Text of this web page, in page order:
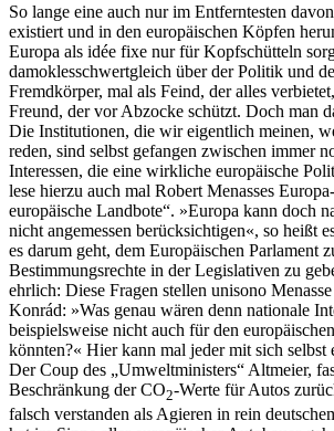
So lange eine auch nur im Entferntesten
existiert und in den europäischen Köpfen
Europa als idée fixe nur für Kopfschütteln
damoklesschwertgleich über der Politik und
Fremdkörper, mal als Feind, der alles
Freund, der vor Abzocke schützt. Doch man
Die Institutionen, die wir eigentlich meinen,
reden, sind selbst gefangen zwischen immer
Interessen, die eine wirkliche europäische
lese hierzu auch mal Robert Menasses
europäische Landbote“. »Europa kann doch
nicht angemessen berücksichtigen«, so heißt
es darum geht, dem Europäischen Parlament
Bestimmungsrechte in der Legislativen zu
ehrlich: Diese Fragen stellen unisono
Konrád: »Was genau wären denn nationale
beispielsweise nicht auch für den
könnten?« Hier kann mal jeder mit sich selbst
Der Coup des „Umweltministers“ Altmeier,
Beschränkung der CO2-Werte für Autos
falsch verstanden als Agieren in rein